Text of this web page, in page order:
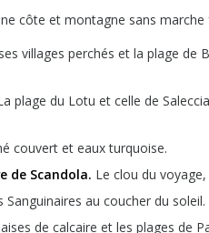
côte et montagne sans marche
villages perchés et la plage
plage du Lotu et celle de
couvert et eaux turquoise.
de Scandola. Le clou du voyage,
au coucher du soleil.
de calcaire et les plages de